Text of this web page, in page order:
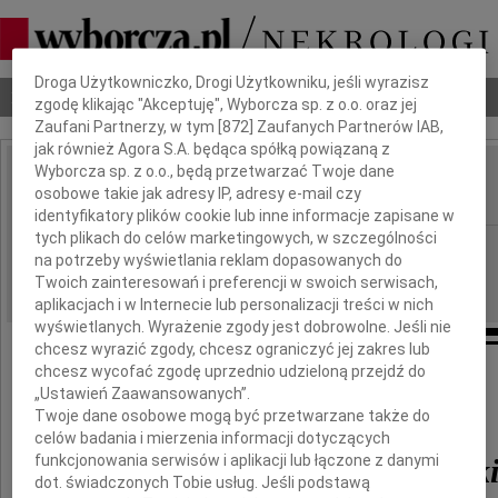
Nekrologi Odeszli Poradnik pogrzebowy
IMIĘ I NAZWISKO: Bronisław Pasierski
REGION: Opole
DATA EMISJI: 30.06.2017
mgr Bronisława
Dbamy o Twoją prywatność
Droga Użytkowniczko, Drogi Użytkowniku, jeśli wyrazisz
zgodę klikając "Akceptuję", Wyborcza sp. z o.o. oraz jej
Zaufani Partnerzy, w tym [872 ] Zaufanych Partnerów IAB,
jak również Agora S.A. będąca spółką powiązaną z
Wyborcza sp. z o.o., będą przetwarzać Twoje dane
osobowe takie jak adresy IP, adresy e-mail czy
identyfikatory plików cookie lub inne informacje zapisane w
tych plikach do celów marketingowych, w szczególności
na potrzeby wyświetlania reklam dopasowanych do
Twoich zainteresowań i preferencji w swoich serwisach,
aplikacjach i w Internecie lub personalizacji treści w nich
wyświetlanych. Wyrażenie zgody jest dobrowolne. Jeśli nie
chcesz wyrazić zgody, chcesz ograniczyć jej zakres lub
chcesz wycofać zgodę uprzednio udzieloną przejdź do
„Ustawień Zaawansowanych”.
Twoje dane osobowe mogą być przetwarzane także do
celów badania i mierzenia informacji dotyczących
funkcjonowania serwisów i aplikacji lub łączone z danymi
dot. świadczonych Tobie usług. Jeśli podstawą